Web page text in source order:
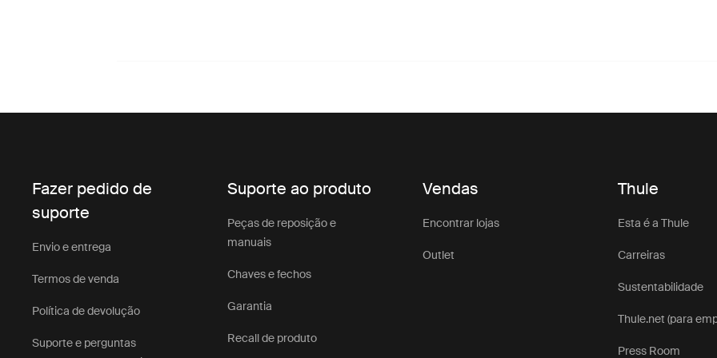
Fazer pedido de
suporte
Envio e entrega
Termos de venda
Política de devolução
Suporte e perguntas
Suporte ao produto
Peças de reposição e
manuais
Chaves e fechos
Garantia
Recall de produto
Vendas
Encontrar lojas
Outlet
Thule
Esta é a Thule
Carreiras
Sustentabilidade
Thule.net (para
Press Room